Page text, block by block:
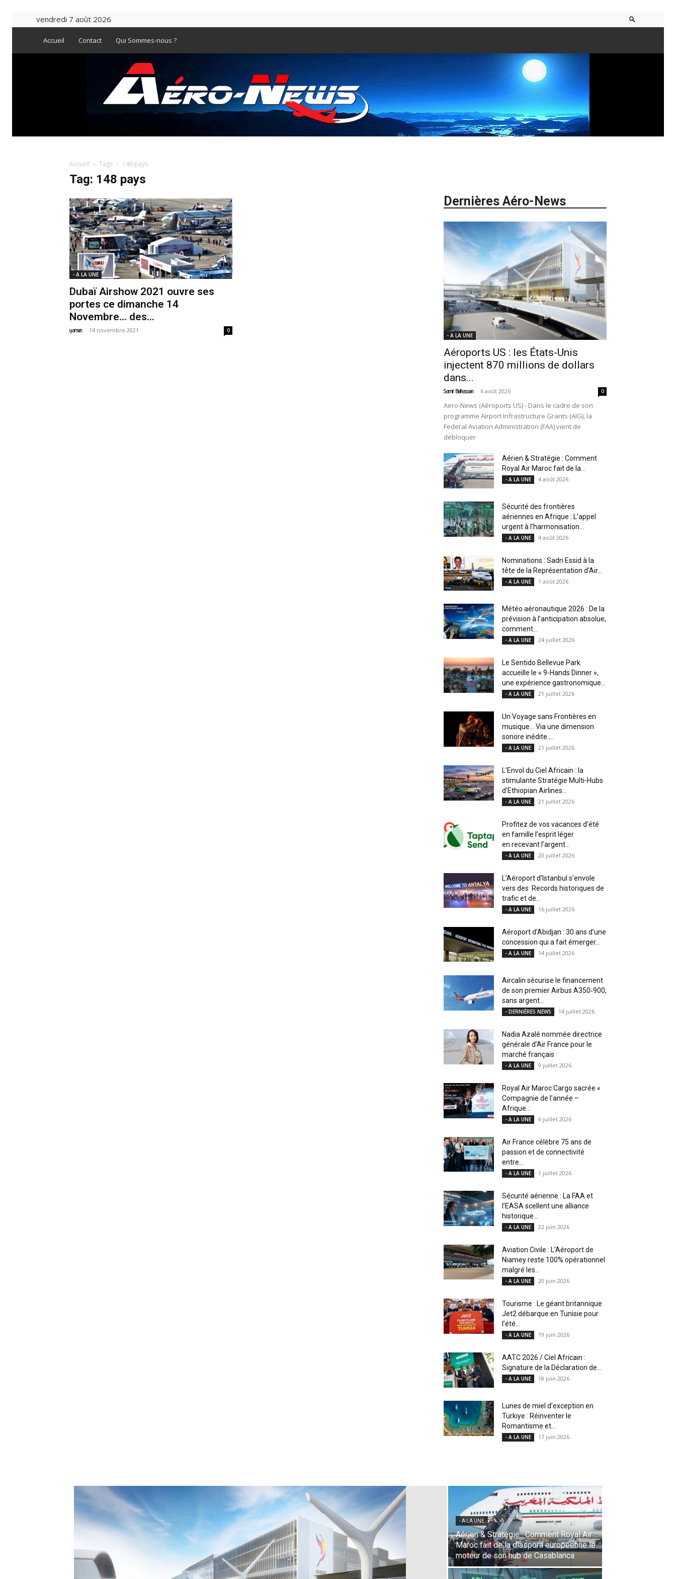
vendredi 7 août 2026
Accueil Contact Qui Sommes-nous ?
Accueil Tags 148 pays
Tag: 148 pays
- A LA UNE
Dubaï Airshow 2021 ouvre ses
portes ce dimanche 14
Novembre… des...
yamen - 14 novembre 2021 0
Dernières Aéro-News
- A LA UNE
Aéroports US : les États-Unis
injectent 870 millions de dollars
dans...
Samir Belhassen - 6 août 2026 0
Aero-News (Aéroports US) - Dans le cadre de son
programme Airport Infrastructure Grants (AIG), la
Federal Aviation Administration (FAA) vient de
débloquer
Aérien & Stratégie : Comment
Royal Air Maroc fait de la...
- A LA UNE 4 août 2026
Sécurité des frontières
aériennes en Afrique : L’appel
urgent à l’harmonisation...
- A LA UNE 4 août 2026
Nominations : Sadri Essid à la
tête de la Représentation d’Air...
- A LA UNE 1 août 2026
Météo aéronautique 2026 : De la
prévision à l’anticipation absolue,
comment...
- A LA UNE 24 juillet 2026
Le Sentido Bellevue Park
accueille le « 9-Hands Dinner »,
une expérience gastronomique...
- A LA UNE 21 juillet 2026
Un Voyage sans Frontières en
musique… Via une dimension
sonore inédite....
- A LA UNE 21 juillet 2026
L’Envol du Ciel Africain : la
stimulante Stratégie Multi-Hubs
d’Ethiopian Airlines...
- A LA UNE 21 juillet 2026
Profitez de vos vacances d’été
en famille l’esprit léger
en recevant l’argent...
- A LA UNE 20 juillet 2026
L’Aéroport d’Istanbul s’envole
vers des Records historiques de
trafic et de...
- A LA UNE 16 juillet 2026
Aéroport d’Abidjan : 30 ans d’une
concession qui a fait émerger...
- A LA UNE 14 juillet 2026
Aircalin sécurise le financement
de son premier Airbus A350‑900,
sans argent...
- DERNIÈRES NEWS 14 juillet 2026
Nadia Azalé nommée directrice
générale d’Air France pour le
marché français
- A LA UNE 9 juillet 2026
Royal Air Maroc Cargo sacrée «
Compagnie de l’année –
Afrique...
- A LA UNE 6 juillet 2026
Air France célèbre 75 ans de
passion et de connectivité
entre...
- A LA UNE 1 juillet 2026
Sécurité aérienne : La FAA et
l’EASA scellent une alliance
historique...
- A LA UNE 22 juin 2026
Aviation Civile : L’Aéroport de
Niamey reste 100% opérationnel
malgré les...
- A LA UNE 20 juin 2026
Tourisme : Le géant britannique
Jet2 débarque en Tunisie pour
l’été...
- A LA UNE 19 juin 2026
AATC 2026 / Ciel Africain :
Signature de la Déclaration de...
- A LA UNE 18 juin 2026
Lunes de miel d’exception en
Türkiye : Réinventer le
Romantisme et...
- A LA UNE 17 juin 2026
- A LA UNE
Une Révolution Stratégique à l’IATA :
Saadia Zahidi nommée Directrice
Générale